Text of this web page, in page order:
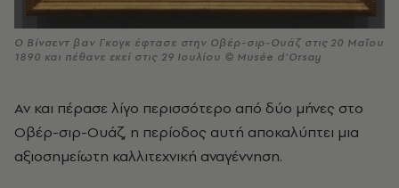
Ο Βίνσεντ βαν Γκογκ έφτασε στην Οβέρ-σιρ-Ουάζ στις 20 Μαΐου
1890 και πέθανε εκεί στις 29 Ιουλίου © Musée d'Orsay
Αν και πέρασε λίγο περισσότερο από δύο μήνες στο
Οβέρ-σιρ-Ουάζ, η περίοδος αυτή αποκαλύπτει μια
αξιοσημείωτη καλλιτεχνική αναγέννηση.